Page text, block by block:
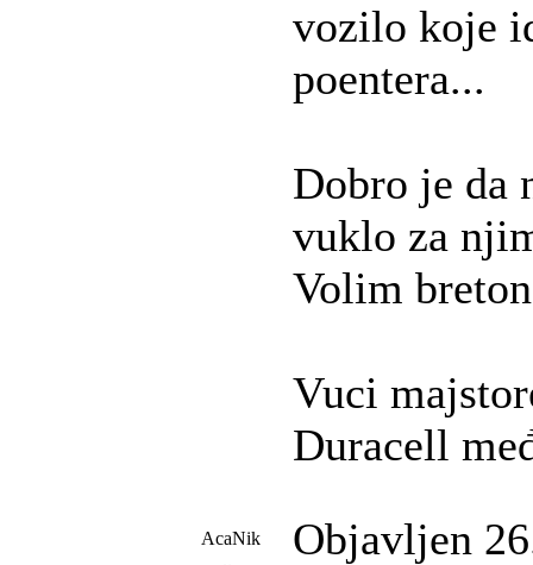
vozilo koje
poentera...
Dobro je da
vuklo za
Volim
Vuci
Duracell
AcaNik Objavljen